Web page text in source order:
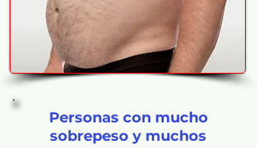
Personas con mucho
sobrepeso y muchos